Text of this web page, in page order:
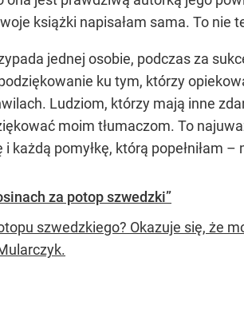
książki napisałam sama. To nie
jednej osobie, podczas za
ku tym, którzy
Ludziom, którzy mają inne
moim tłumaczom. To
pomyłkę, którą popełniłam –
za potop szwedzki”
szwedzkiego? Okazuje się, że